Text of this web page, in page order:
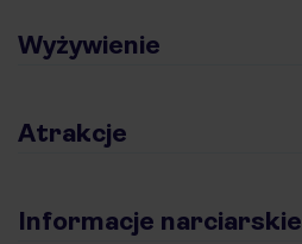
Wyżywienie
Atrakcje
Informacje narciarskie